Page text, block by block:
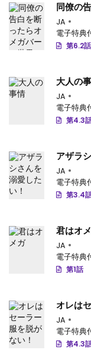
同僚の
れた
JA
電子特典
第6.2話
大人の
JA
電子特典
第4.3
アザラ
JA
電子特典
第3.4
君はオ
JA
電子特典
第1話
オレは
JA
電子特典
第4.3